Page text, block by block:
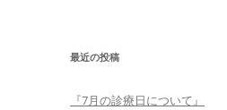
最近の投稿
『7月の診療日について』